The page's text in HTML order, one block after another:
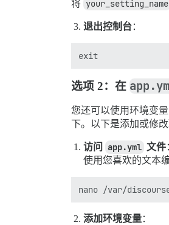
将 your_setting_name
退出控制台：
选项 2：在
您还可以使用环境变
下。以下是添加或修改
访问 app.yml 文件
使用您喜欢的文本
添加环境变量：